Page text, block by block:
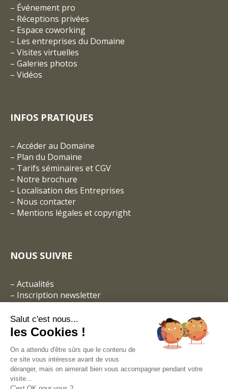
– Événement pro
– Réceptions privées
– Espace coworking
– Les entreprises du Domaine
– Visites virtuelles
– Galeries photos
– Vidéos
INFOS PRATIQUES
– Accéder au Domaine
– Plan du Domaine
– Tarifs séminaires et CGV
– Notre brochure
– Localisation des Entreprises
– Nous contacter
– Mentions légales et copyright
NOUS SUIVRE
– Actualités
– Inscription newsletter
Salut c'est nous...
les Cookies !
On a attendu d'être sûrs que le contenu de
ce site vous intéresse avant de vous
déranger, mais on aimerait bien vous accompagner pendant votre
visite...